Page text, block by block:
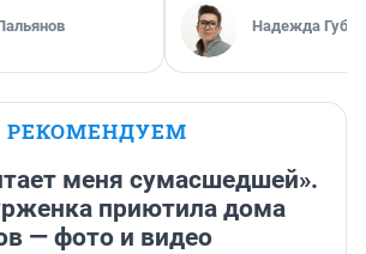
Надежда
РЕКОМЕНДУЕМ
меня сумасшедшей».
приютила дома
— фото и видео